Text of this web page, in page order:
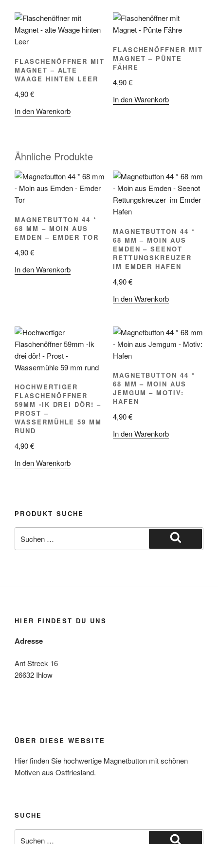
FLASCHENÖFFNER MIT
MAGNET – ALTE
WAAGE HINTEN LEER
4,90€
In den Warenkorb
FLASCHENÖFFNER MIT
MAGNET – PÜNTE
FÄHRE
4,90€
In den Warenkorb
Ähnliche Produkte
MAGNETBUTTON 44 *
68 MM – MOIN AUS
EMDEN – EMDER TOR
4,90€
In den Warenkorb
MAGNETBUTTON 44 *
68 MM – MOIN AUS
EMDEN – SEENOT
RETTUNGSKREUZER
IM EMDER HAFEN
4,90€
In den Warenkorb
HOCHWERTIGER
FLASCHENÖFFNER
59MM -IK DREI DÖR! –
PROST –
WASSERMÜHLE 59 MM
RUND
4,90€
In den Warenkorb
MAGNETBUTTON 44 *
68 MM – MOIN AUS
JEMGUM – MOTIV:
HAFEN
4,90€
In den Warenkorb
PRODUKT SUCHE
nach:
Suchen
HIER FINDEST DU UNS
Adresse
Ant Streek 16
26632 Ihlow
ÜBER DIESE WEBSITE
Hier finden Sie hochwertige Magnetbutton mit schönen
Motiven aus Ostfriesland.
SUCHE